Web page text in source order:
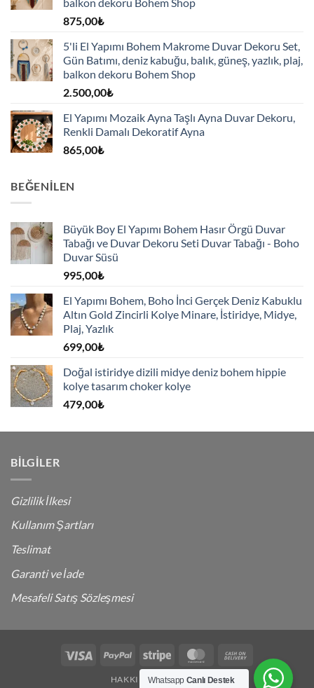
875,00₺
5'li El Yapımı Bohem Makrome Duvar Dekoru Set,
Gün Batımı, deniz kabuğu, balık, güneş, yazlık, plaj,
balkon dekoru Bohem Shop
2.500,00₺
El Yapımı Mozaik Ayna Taşlı Ayna Duvar Dekoru,
Renkli Damalı Dekoratif Ayna
865,00₺
BEĞENILEN
Büyük Boy El Yapımı Bohem Hasır Örgü Duvar
Tabağı ve Duvar Dekoru Seti Duvar Tabağı - Boho
Duvar Süsü
995,00₺
El Yapımı Bohem, Boho İnci Gerçek Deniz Kabuklu
Altın Gold Zincirli Kolye Minare, İstiridye, Midye,
Plaj, Yazlık
699,00₺
Doğal istiridye dizili midye deniz bohem hippie
kolye tasarım choker kolye
479,00₺
BILGILER
Gizlilik İlkesi
Kullanım Şartları
Teslimat
Garanti ve İade
Mesafeli Satış Sözleşmesi
Visa PayPal Stripe MasterCard
On
HAKKIMDA İLETIŞIM
Whatsapp Canlı Destek